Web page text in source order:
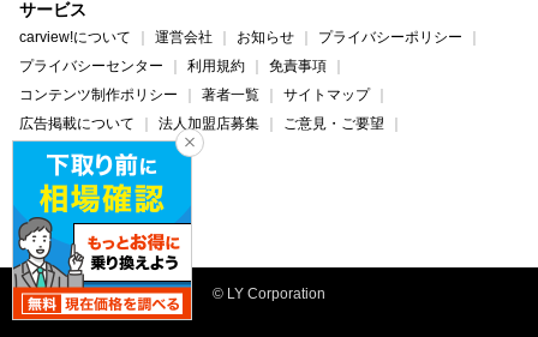
サービス
carview!について 運営会社 お知らせ
プライバシーポリシー
プライバシーセンター
利用規約
免責事項
コンテンツ制作ポリシー
著者一覧
サイトマップ
広告掲載について
法人加盟店募集
ご意見・ご要望
ヘルプ・お問い合わせ
carview! Yahoo! JAPAN
© LY Corporation